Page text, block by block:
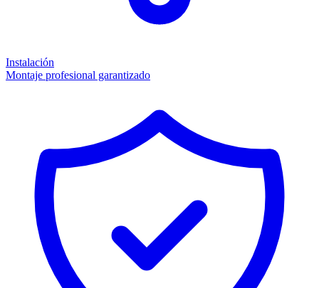
Instalación
Montaje profesional garantizado